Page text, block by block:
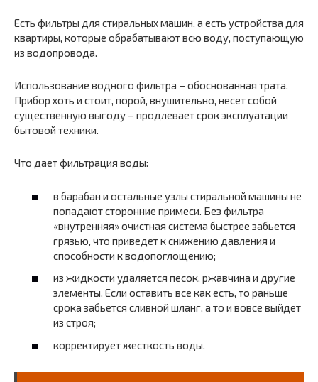
Есть фильтры для стиральных машин, а есть устройства для
квартиры, которые обрабатывают всю воду, поступающую
из водопровода.
Использование водного фильтра – обоснованная трата.
Прибор хоть и стоит, порой, внушительно, несет собой
существенную выгоду – продлевает срок эксплуатации
бытовой техники.
Что дает фильтрация воды:
в барабан и остальные узлы стиральной машины не
попадают сторонние примеси. Без фильтра
«внутренняя» очистная система быстрее забьется
грязью, что приведет к снижению давления и
способности к водопоглощению;
из жидкости удаляется песок, ржавчина и другие
элементы. Если оставить все как есть, то раньше
срока забьется сливной шланг, а то и вовсе выйдет
из строя;
корректирует жесткость воды.